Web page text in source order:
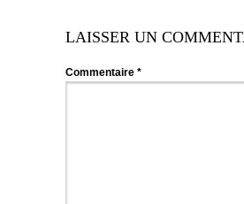
LAISSER UN
Commentaire *